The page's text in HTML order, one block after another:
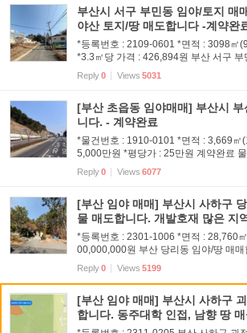
부산시 서구 부민동 임야/토지 매
야산 토지/땅 매도합니다 -계약완
*등록번호 : 2109-0601 *면적 : 3098㎡
*3.3㎡당 가격 : 426,894원 부산 서구 부
합니다. 계약완료 물건지 뒤편에서 .. 주
사자 책임입니다. 본 정보는 의뢰인으로
Reply0 Views 5031
[부산 초읍동 임야매매] 부산시
니다. - 계약완료
*물건번호 : 1910-0101 *면적 : 3,669㎡
5,000만원 *평당가 : 25만원 계약완료
직거래 물건의 계약은 당사자 책임입니
기 바랍니다. *본 매물정보의 무단 복제,
Reply0 Views 6077
[부산 임야 매매] 부산시 사하구
물 매도합니다. 개발호재 많은 지
*등록번호 : 2301-1006 *면적 : 28,760
00,000,000원 부산 당리동 임야/땅 매
가 많은 부산 당리동 임야입니다. *부산
에 따라 부산 서쪽 사하구 개발이 한창
Reply0 Views 5199
[부산 임야 매매] 부산시 사하구
합니다. 동주대학 인접, 남향 땅 매